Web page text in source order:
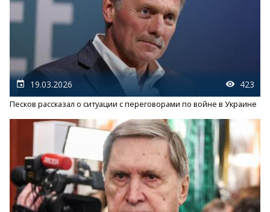
19.03.2026 423
Песков рассказал о ситуации с переговорами по войне в Украине